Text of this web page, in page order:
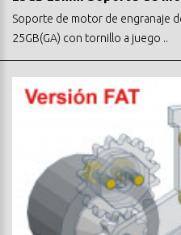
Soporte de motor de engranaje
25GB(GA) con tornillo a juego ..